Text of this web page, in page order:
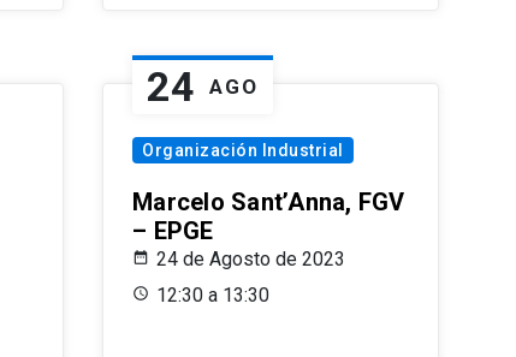
24 AGO
Organización Industrial
Marcelo Sant’Anna, FGV
– EPGE
24 de Agosto de 2023
12:30 a 13:30